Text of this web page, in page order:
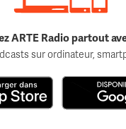
ARTE Radio partout
sur ordinateur,